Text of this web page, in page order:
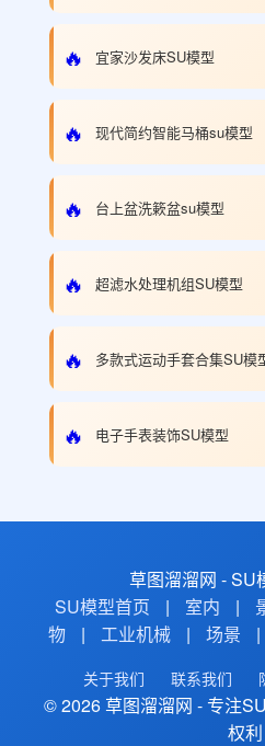
🔥 宜家沙发床SU模型
🔥 现代简约智能马桶su模型
🔥 台上盆洗簌盆su模型
🔥 超滤水处理机组SU模型
🔥 多款式运动手套合集SU模
🔥 电子手表装饰SU模型
草图溜溜网 - SU
SU模型首页
| 室内 |
物
| 工业机械 | 场景 |
关于我们 联系我们
© 2026 草图溜溜网 - 专注
权利